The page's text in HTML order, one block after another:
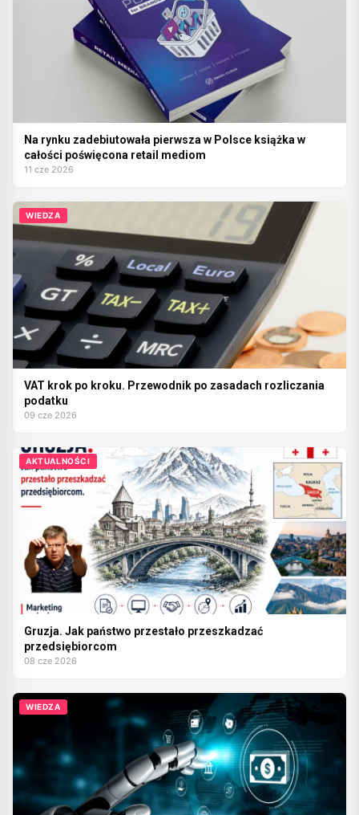
Na rynku zadebiutowała pierwsza w Polsce książka w
całości poświęcona retail mediom
11 cze 2026
WIEDZA
VAT krok po kroku. Przewodnik po zasadach rozliczania
podatku
09 cze 2026
AKTUALNOŚCI
Gruzja. Jak państwo przestało przeszkadzać
przedsiębiorcom
08 cze 2026
WIEDZA